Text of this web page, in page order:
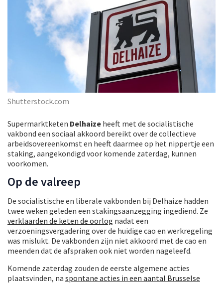
Shutterstock.com
Supermarktketen Delhaize heeft met de socialistische
vakbond een sociaal akkoord bereikt over de collectieve
arbeidsovereenkomst en heeft daarmee op het nippertje een
staking, aangekondigd voor komende zaterdag, kunnen
voorkomen.
Op de valreep
De socialistische en liberale vakbonden bij Delhaize hadden
twee weken geleden een stakingsaanzegging ingediend. Ze
verklaarden de keten de oorlog nadat een
verzoeningsvergadering over de huidige cao en werkregeling
was mislukt. De vakbonden zijn niet akkoord met de cao en
meenden dat de afspraken ook niet worden nageleefd.
Komende zaterdag zouden de eerste algemene acties
plaatsvinden, na spontane acties in een aantal Brusselse